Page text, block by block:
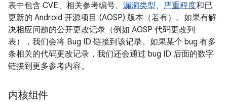
表中包含 CVE、相关参考编号、 漏洞类型、 严重程度和已
更新的 Android 开源项目 (AOSP) 版本（若有）。如果有解
决相应问题的公开更改记录（例如 AOSP 代码更改列
表），我们会将 Bug ID 链接到该记录。如果某个 bug 有多
条相关的代码更改记录，我们还会通过 bug ID 后面的数字
链接到更多参考内容。
内核组件